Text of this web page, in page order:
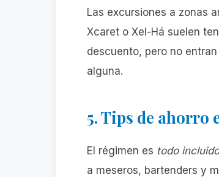
Las excursiones a zonas
Xcaret o Xel-Há suelen
descuento, pero no
alguna.
5. Tips de ahorro
El régimen es todo incluido
a meseros, bartenders y